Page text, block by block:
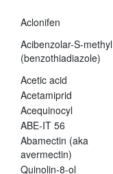
Aclonifen
Acibenzolar-S-methyl
(benzothiadiazole)
Acetic acid
Acetamiprid
Acequinocyl
ABE-IT 56
Abamectin (aka
avermectin)
Quinolin-8-ol